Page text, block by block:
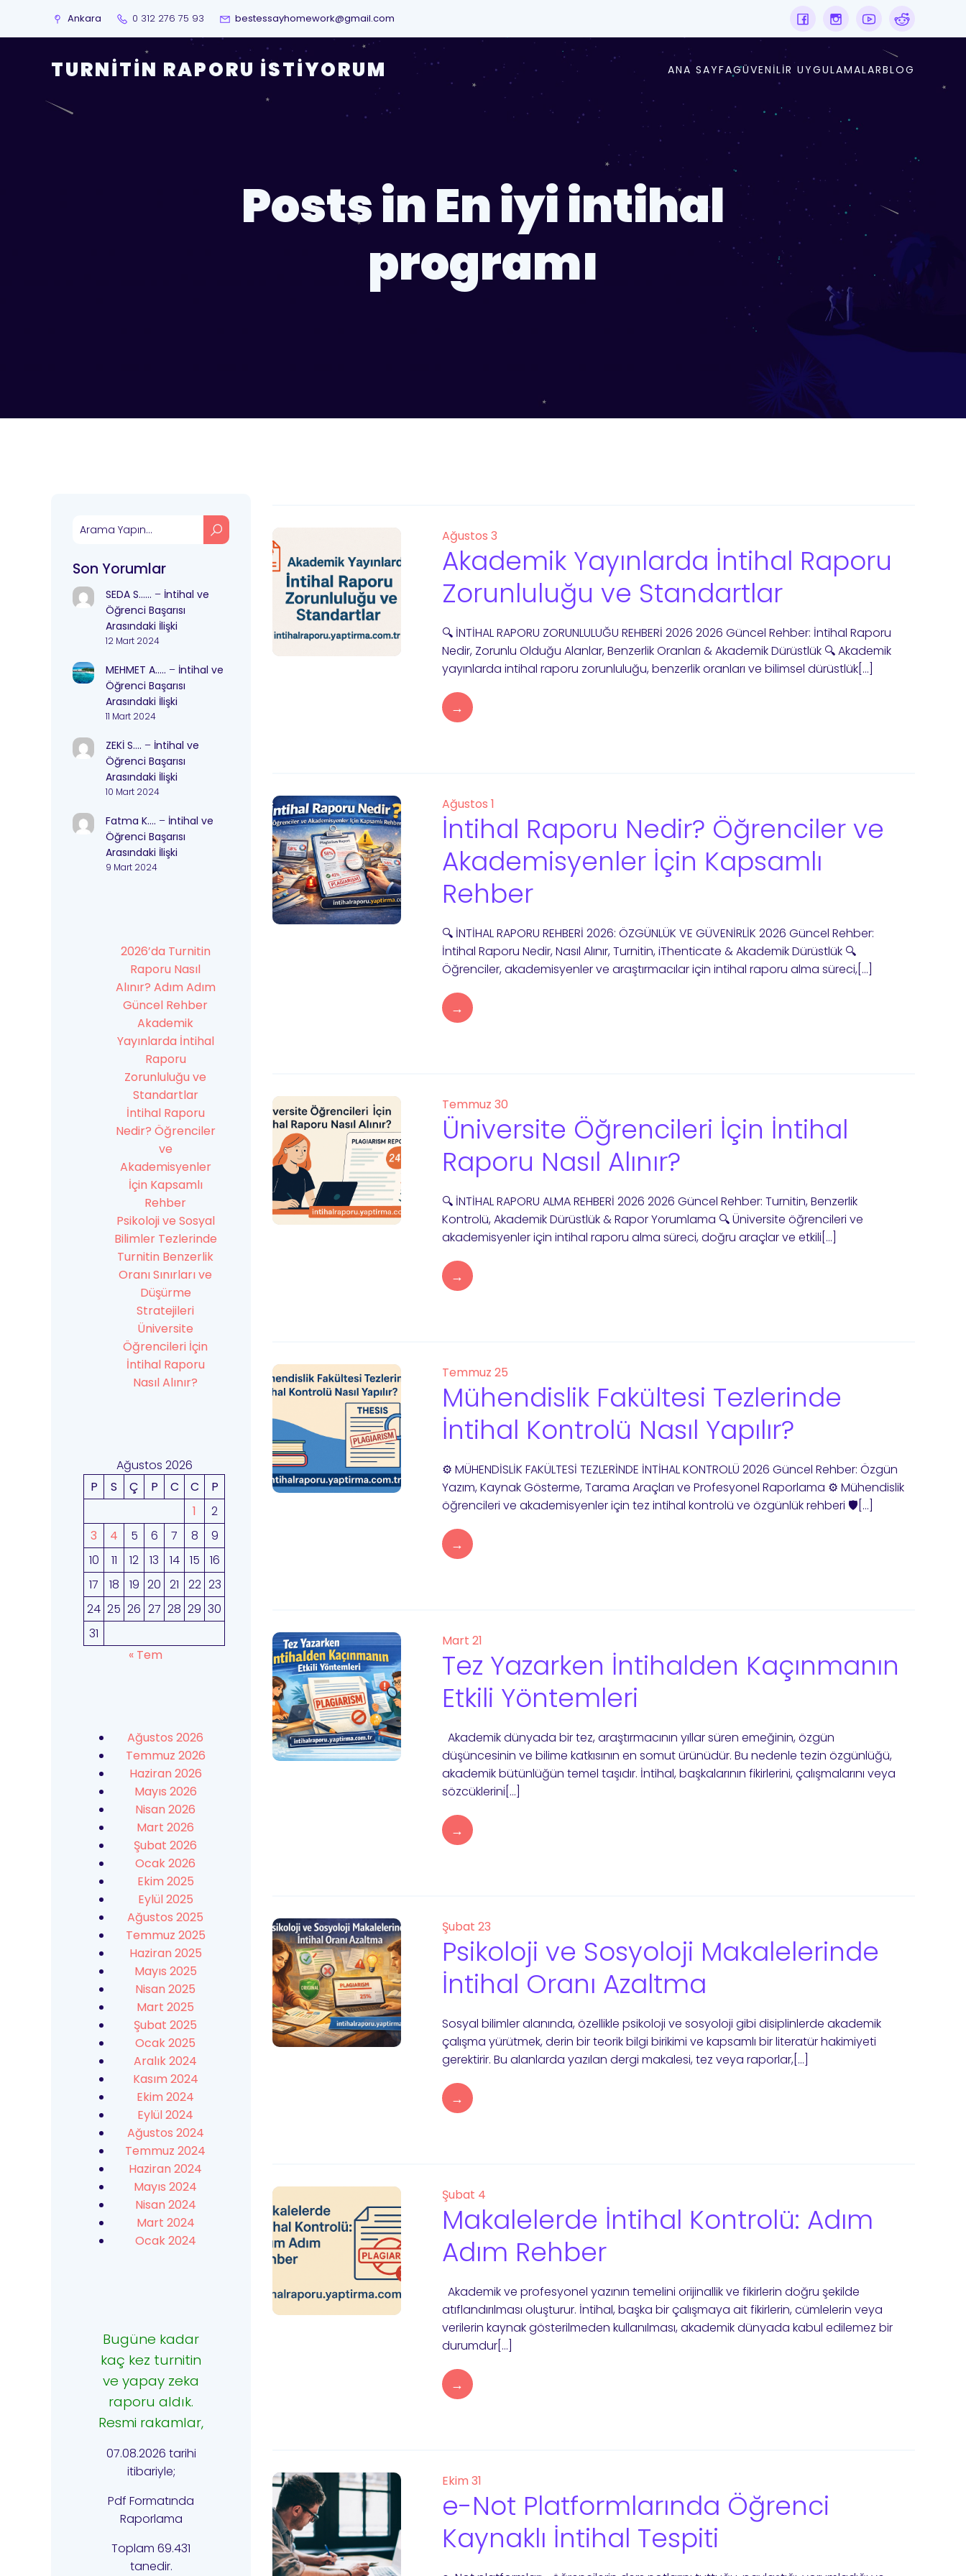
Ankara 0 312 276 75 93 bestessayhomework@gmail.com
TURNITIN RAPORU İSTIYORUM ANA SAYFAGÜVENILIR UYGULAMALARBLOG
Posts in En iyi intihal
programı
Son Yorumlar
SEDA S…… – İntihal ve
Öğrenci Başarısı
Arasındaki İlişki
12 Mart 2024
MEHMET A….. – İntihal ve
Öğrenci Başarısı
Arasındaki İlişki
11 Mart 2024
ZEKİ S…. – İntihal ve
Öğrenci Başarısı
Arasındaki İlişki
10 Mart 2024
Fatma K…. – İntihal ve
Öğrenci Başarısı
Arasındaki İlişki
9 Mart 2024
2026’da Turnitin
Raporu Nasıl
Alınır? Adım Adım
Güncel Rehber
Akademik
Yayınlarda İntihal
Raporu
Zorunluluğu ve
Standartlar
İntihal Raporu
Nedir? Öğrenciler
ve
Akademisyenler
İçin Kapsamlı
Rehber
Psikoloji ve Sosyal
Bilimler Tezlerinde
Turnitin Benzerlik
Oranı Sınırları ve
Düşürme
Stratejileri
Üniversite
Öğrencileri İçin
İntihal Raporu
Nasıl Alınır?
Ağustos 2026
P
S Ç P C C
P
1
2
3
4 5 6 7 8
9
10
11 12 13 14 15
16
17
18 19 20 21 22 23
24 25 26 27 28 29 30
31
« Tem
Ağustos 2026
Temmuz 2026
Haziran 2026
Mayıs 2026
Nisan 2026
Mart 2026
Şubat 2026
Ocak 2026
Ekim 2025
Eylül 2025
Ağustos 2025
Temmuz 2025
Haziran 2025
Mayıs 2025
Nisan 2025
Mart 2025
Şubat 2025
Ocak 2025
Aralık 2024
Kasım 2024
Ekim 2024
Eylül 2024
Ağustos 2024
Temmuz 2024
Haziran 2024
Mayıs 2024
Nisan 2024
Mart 2024
Ocak 2024
Bugüne kadar
kaç kez turnitin
ve yapay zeka
raporu aldık.
Resmi rakamlar,
07.08.2026 tarihi
itibariyle;
Pdf Formatında
Raporlama
Toplam 69.431
tanedir.
Ağustos 3
Akademik Yayınlarda İntihal Raporu
Zorunluluğu ve Standartlar
🔍 İNTİHAL RAPORU ZORUNLULUĞU REHBERİ 2026 2026 Güncel Rehber: İntihal Raporu
Nedir, Zorunlu Olduğu Alanlar, Benzerlik Oranları & Akademik Dürüstlük 🔍 Akademik
yayınlarda intihal raporu zorunluluğu, benzerlik oranları ve bilimsel dürüstlük[…]
→
Ağustos 1
İntihal Raporu Nedir? Öğrenciler ve
Akademisyenler İçin Kapsamlı
Rehber
🔍 İNTİHAL RAPORU REHBERİ 2026: ÖZGÜNLÜK VE GÜVENİRLİK 2026 Güncel Rehber:
İntihal Raporu Nedir, Nasıl Alınır, Turnitin, iThenticate & Akademik Dürüstlük 🔍
Öğrenciler, akademisyenler ve araştırmacılar için intihal raporu alma süreci,[…]
→
Temmuz 30
Üniversite Öğrencileri İçin İntihal
Raporu Nasıl Alınır?
🔍 İNTİHAL RAPORU ALMA REHBERİ 2026 2026 Güncel Rehber: Turnitin, Benzerlik
Kontrolü, Akademik Dürüstlük & Rapor Yorumlama 🔍 Üniversite öğrencileri ve
akademisyenler için intihal raporu alma süreci, doğru araçlar ve etkili[…]
→
Temmuz 25
Mühendislik Fakültesi Tezlerinde
İntihal Kontrolü Nasıl Yapılır?
⚙️ MÜHENDİSLİK FAKÜLTESİ TEZLERİNDE İNTİHAL KONTROLÜ 2026 Güncel Rehber: Özgün
Yazım, Kaynak Gösterme, Tarama Araçları ve Profesyonel Raporlama ⚙️ Mühendislik
öğrencileri ve akademisyenler için tez intihal kontrolü ve özgünlük rehberi 🛡️[…]
→
Mart 21
Tez Yazarken İntihalden Kaçınmanın
Etkili Yöntemleri
Akademik dünyada bir tez, araştırmacının yıllar süren emeğinin, özgün
düşüncesinin ve bilime katkısının en somut ürünüdür. Bu nedenle tezin özgünlüğü,
akademik bütünlüğün temel taşıdır. İntihal, başkalarının fikirlerini, çalışmalarını veya
sözcüklerini[…]
→
Şubat 23
Psikoloji ve Sosyoloji Makalelerinde
İntihal Oranı Azaltma
Sosyal bilimler alanında, özellikle psikoloji ve sosyoloji gibi disiplinlerde akademik
çalışma yürütmek, derin bir teorik bilgi birikimi ve kapsamlı bir literatür hakimiyeti
gerektirir. Bu alanlarda yazılan dergi makalesi, tez veya raporlar,[…]
→
Şubat 4
Makalelerde İntihal Kontrolü: Adım
Adım Rehber
Akademik ve profesyonel yazının temelini orijinallik ve fikirlerin doğru şekilde
atıflandırılması oluşturur. İntihal, başka bir çalışmaya ait fikirlerin, cümlelerin veya
verilerin kaynak gösterilmeden kullanılması, akademik dünyada kabul edilemez bir
durumdur[…]
→
Ekim 31
e-Not Platformlarında Öğrenci
Kaynaklı İntihal Tespiti